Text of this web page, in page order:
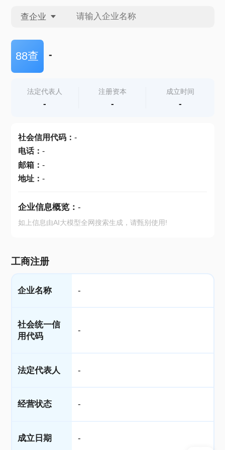
查企业
查企业
查产地
88查 -
法定代表人
-
注册资本
-
成立时间
-
社会信用代码： -
电话： -
邮箱： -
地址： -
企业信息概览： -
如上信息由AI大模型全网搜索生成，请甄别使用!
工商注册
企业名称 -
社会统一信
用代码
-
法定代表人 -
经营状态 -
成立日期 -